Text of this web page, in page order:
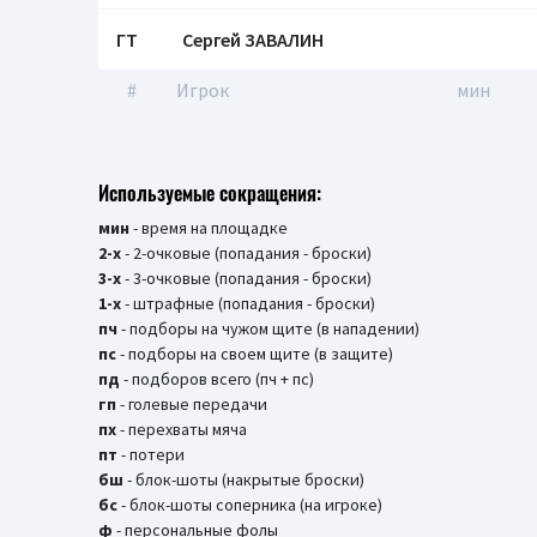
ГТ Сергей ЗАВАЛИН
# Игрок мин
Используемые сокращения:
мин - время на площадке
2-х- 2-очковые (попадания - броски)
3-х- 3-очковые (попадания - броски)
1-х- штрафные (попадания - броски)
пч - подборы на чужом щите (в нападении)
пс- подборы на своем щите (в защите)
пд - подборов всего (пч + пс)
гп - голевые передачи
пх- перехваты мяча
пт - потери
бш - блок-шоты (накрытые броски)
бc- блок-шоты соперника (на игроке)
ф - персональные фолы